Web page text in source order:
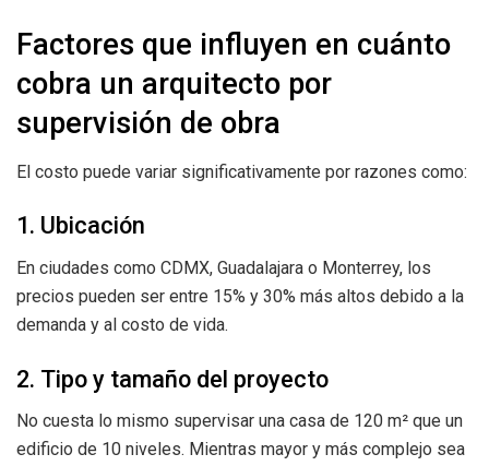
Factores que influyen en cuánto
cobra un arquitecto por
supervisión de obra
El costo puede variar significativamente por razones como:
1. Ubicación
En ciudades como CDMX, Guadalajara o Monterrey, los
precios pueden ser entre 15% y 30% más altos debido a la
demanda y al costo de vida.
2. Tipo y tamaño del proyecto
No cuesta lo mismo supervisar una casa de 120 m² que un
edificio de 10 niveles. Mientras mayor y más complejo sea